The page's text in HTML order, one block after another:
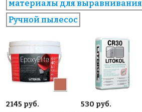
материалы для выравнивания
Ручной пылесос
2145 руб.
530 руб.